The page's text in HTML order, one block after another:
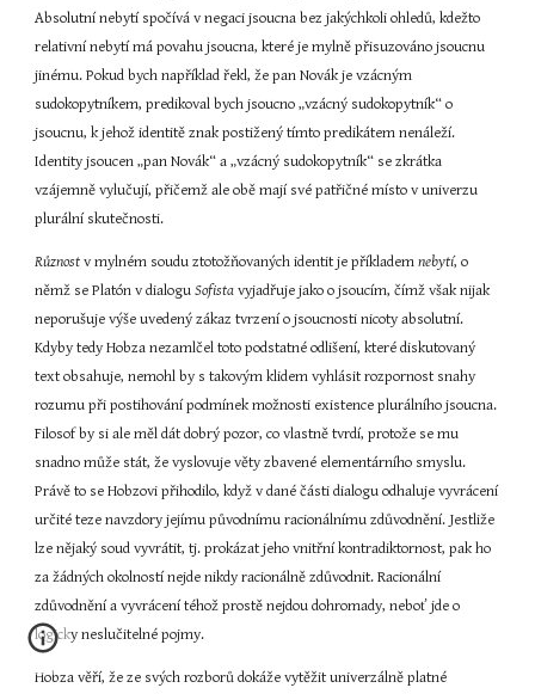
Absolutní nebytí spočívá v negaci jsoucna bez jakýchkoli ohledů, kdežto
relativní nebytí má povahu jsoucna, které je mylně přisuzováno jsoucnu
jinému. Pokud bych například řekl, že pan Novák je vzácným
sudokopytníkem, predikoval bych jsoucno „vzácný sudokopytník“ o
jsoucnu, k jehož identitě znak postižený tímto predikátem nenáleží.
Identity jsoucen „pan Novák“ a „vzácný sudokopytník“ se zkrátka
vzájemně vylučují, přičemž ale obě mají své patřičné místo v univerzu
plurální skutečnosti.
Různost v mylném soudu ztotožňovaných identit je příkladem nebytí, o
němž se Platón v dialogu Sofista vyjadřuje jako o jsoucím, čímž však nijak
neporušuje výše uvedený zákaz tvrzení o jsoucnosti nicoty absolutní.
Kdyby tedy Hobza nezamlčel toto podstatné odlišení, které diskutovaný
text obsahuje, nemohl by s takovým klidem vyhlásit rozpornost snahy
rozumu při postihování podmínek možnosti existence plurálního jsoucna.
Filosof by si ale měl dát dobrý pozor, co vlastně tvrdí, protože se mu
snadno může stát, že vyslovuje věty zbavené elementárního smyslu.
Právě to se Hobzovi přihodilo, když v dané části dialogu odhaluje vyvrácení
určité teze navzdory jejímu původnímu racionálnímu zdůvodnění. Jestliže
lze nějaký soud vyvrátit, tj. prokázat jeho vnitřní kontradiktornost, pak ho
za žádných okolností nejde nikdy racionálně zdůvodnit. Racionální
zdůvodnění a vyvrácení téhož prostě nejdou dohromady, neboť jde o
logicky neslučitelné pojmy.
Hobza věří, že ze svých rozborů dokáže vytěžit univerzálně platné